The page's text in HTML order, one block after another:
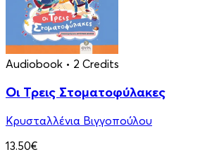
Audiobook • 2 Credits
Οι Τρεις Στοματοφύλακες
Κρυσταλλένια Βιγγοπούλου
13.50€